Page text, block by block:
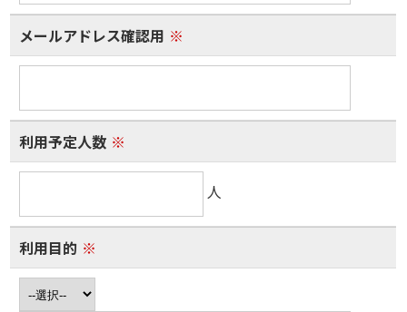
メールアドレス確認用 ※
利用予定人数 ※
人
利用目的 ※